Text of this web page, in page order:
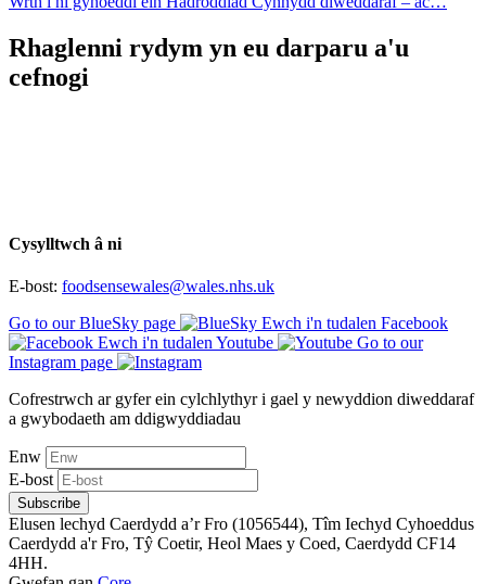
Rhaglenni rydym yn eu darparu a'u
cefnogi
Cysylltwch â ni
E-bost: foodsensewales@wales.nhs.uk
Go to our BlueSky page
Ewch i'n tudalen Facebook
Ewch i'n tudalen Youtube
Go to our
Instagram page
Cofrestrwch ar gyfer ein cylchlythyr i gael y newyddion diweddaraf
a gwybodaeth am ddigwyddiadau
Enw
E-bost
Subscribe
Elusen lechyd Caerdydd a’r Fro (1056544), Tîm Iechyd Cyhoeddus
Caerdydd a'r Fro, Tŷ Coetir, Heol Maes y Coed, Caerdydd CF14
4HH.